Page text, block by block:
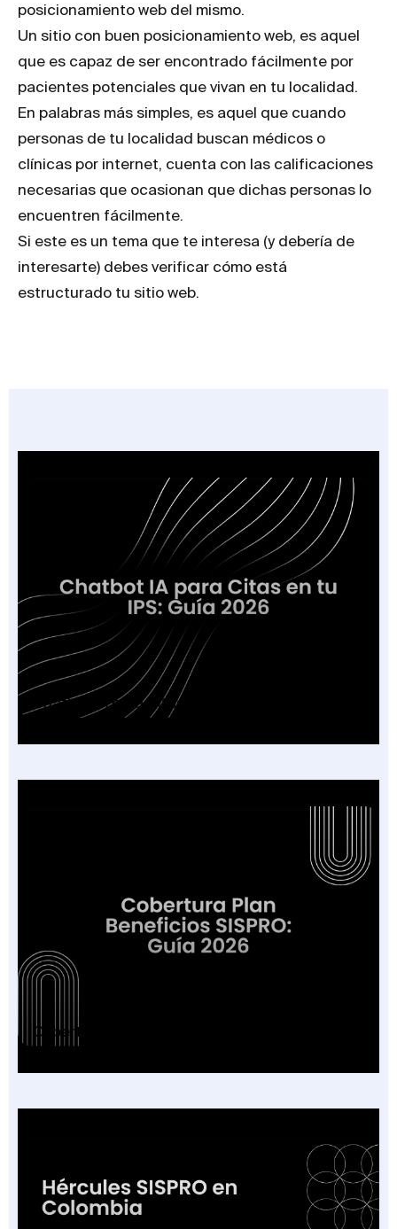
posicionamiento web del mismo.
Un sitio con buen posicionamiento web, es aquel
que es capaz de ser encontrado fácilmente por
pacientes potenciales que vivan en tu localidad.
En palabras más simples, es aquel que cuando
personas de tu localidad buscan médicos o
clínicas por internet, cuenta con las calificaciones
necesarias que ocasionan que dichas personas lo
encuentren fácilmente.
Si este es un tema que te interesa (y debería de
interesarte) debes verificar cómo está
estructurado tu sitio web.
Chatbot IA para Citas en tu IPS: Guía 2026
Cobertura Plan Beneficios SISPRO: Guía 2026